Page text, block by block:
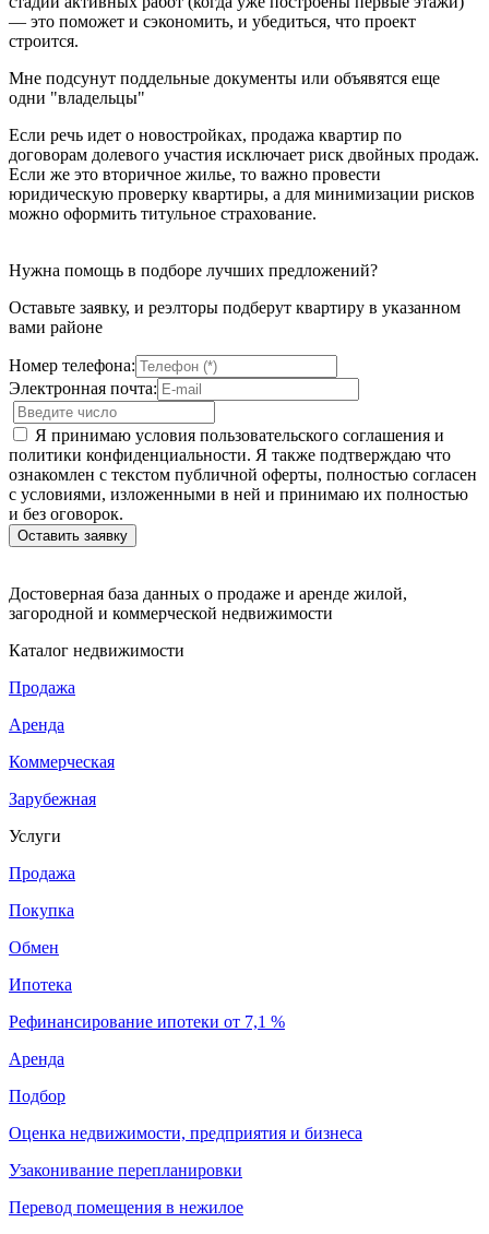
— это поможет и сэкономить, и убедиться, что проект
строится.
Мне подсунут поддельные документы или объявятся еще
одни "владельцы"
Если речь идет о новостройках, продажа квартир по
договорам долевого участия исключает риск двойных продаж.
Если же это вторичное жилье, то важно провести
юридическую проверку квартиры, а для минимизации рисков
можно оформить титульное страхование.
Нужна помощь в подборе лучших предложений?
Оставьте заявку, и реэлторы подберут квартиру в указанном
вами районе
Номер телефона:
Электронная почта:
Я принимаю условия пользовательского соглашения и
политики конфиденциальности. Я также подтверждаю что
ознакомлен с текстом публичной оферты, полностью согласен
с условиями, изложенными в ней и принимаю их полностью
и без оговорок.
Достоверная база данных о продаже и аренде жилой,
загородной и коммерческой недвижимости
Каталог недвижимости
Продажа
Аренда
Коммерческая
Зарубежная
Услуги
Продажа
Покупка
Обмен
Ипотека
Рефинансирование ипотеки от 7,1 %
Аренда
Подбор
Оценка недвижимости, предприятия и бизнеса
Узаконивание перепланировки
Перевод помещения в нежилое